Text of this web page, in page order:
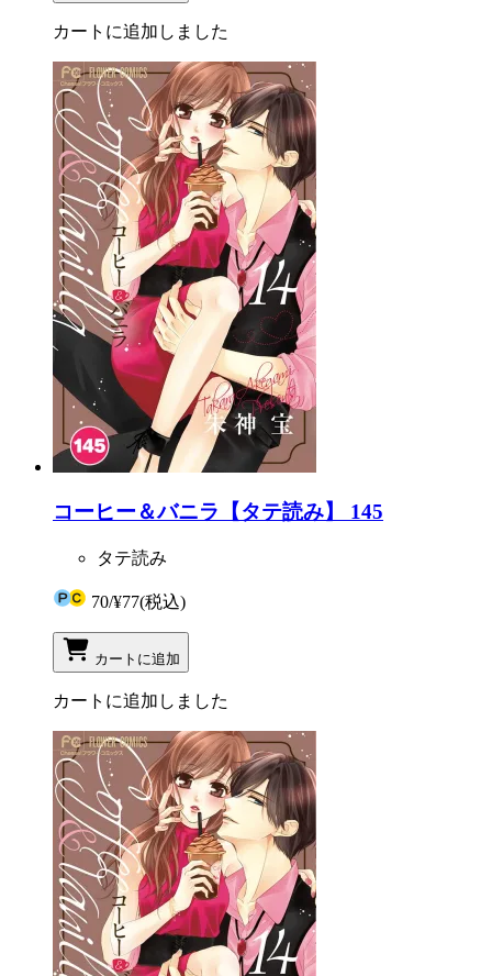
カートに追加しました
コーヒー＆バニラ【タテ読み】 145
タテ読み
70/¥77(税込)
カートに追加
カートに追加しました